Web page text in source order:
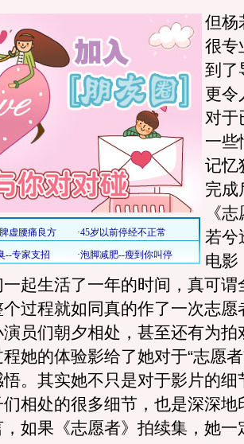
但杨
很专
到了
更令
对于
一些
记忆
完成
《
若兮
电影
起生活了一年的时间，真可谓
过程就如同真的作了一次志愿
演员们朝夕相处，甚至还有为拍
她的体验影给了她对于“志愿
。其实她不只是对于影片的细
相处的很多细节，也是深深地
如果《志愿者》拍续集，她一